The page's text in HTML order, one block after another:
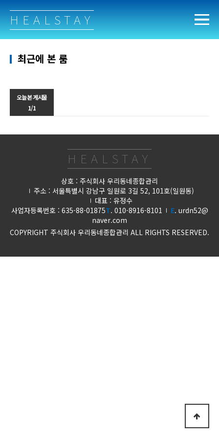
HEALSTAY
최근에 본 룸
오늘 본 게시물
1/1
HEALSTAY
상호 : 주식회사 우리동네종합관리
주소 : 서울특별시 강남구 일원로 3길 52, 101호(일원동)
대표 : 유정수
사업자등록번호 : 635-88-01875T. 010-8916-8101 E. urdn52@
naver.com
COPYRIGHT 주식회사 우리동네종합관리 ALL RIGHTS RESERVED.